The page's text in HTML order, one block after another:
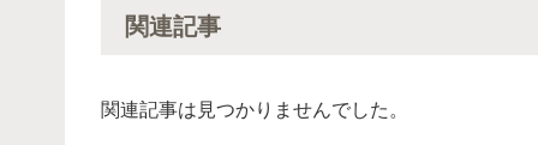
関連記事
関連記事は見つかりませんでした。